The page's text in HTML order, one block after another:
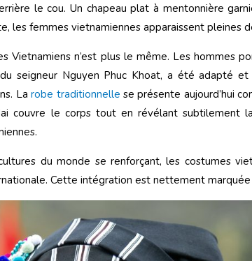
le cou. Un chapeau plat à mentonnière
les femmes vietnamiennes apparaissent pleines
Vietnamiens n’est plus le même. Les hommes
seigneur Nguyen Phuc Khoat, a été adapté
Larobe traditionnelle se présente aujourd’hui
couvre le corps tout en révélant subtilement
du monde se renforçant, les costumes
Cette intégration est nettement marquée